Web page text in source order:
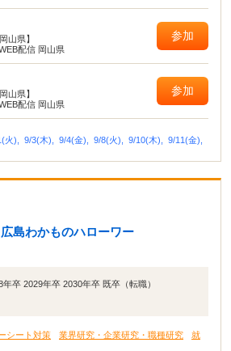
岡山県】
配信 岡山県
参加
岡山県】
配信 岡山県
参加
火), 9/3(木), 9/4(金), 9/8(火), 9/10(木), 9/11(金),
島わかものハローワー
卒 2029年卒 2030年卒 既卒（転職）
シート対策 業界研究・企業研究・職種研究
就